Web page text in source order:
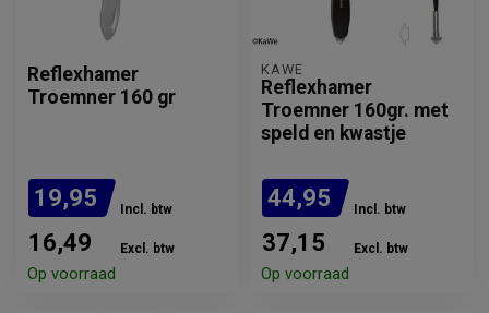
Reflexhamer
Troemner 160 gr
19,95 Incl. btw
16,49 Excl. btw
Op voorraad
KAWE
Reflexhamer
Troemner 160gr. met
speld en kwastje
44,95 Incl. btw
37,15 Excl. btw
Op voorraad